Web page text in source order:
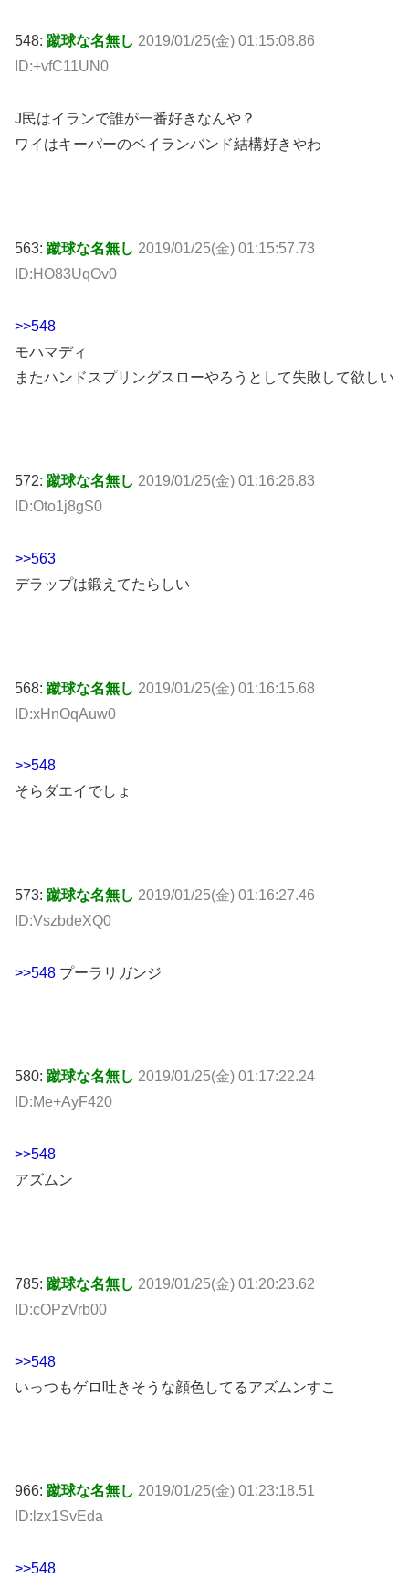
548: 蹴球な名無し 2019/01/25(金) 01:15:08.86
ID:+vfC11UN0
J民はイランで誰が一番好きなんや？
ワイはキーパーのベイランバンド結構好きやわ
563: 蹴球な名無し 2019/01/25(金) 01:15:57.73
ID:HO83UqOv0
>>548
モハマディ
またハンドスプリングスローやろうとして失敗して欲しい
572: 蹴球な名無し 2019/01/25(金) 01:16:26.83
ID:Oto1j8gS0
>>563
デラップは鍛えてたらしい
568: 蹴球な名無し 2019/01/25(金) 01:16:15.68
ID:xHnOqAuw0
>>548
そらダエイでしょ
573: 蹴球な名無し 2019/01/25(金) 01:16:27.46
ID:VszbdeXQ0
>>548 プーラリガンジ
580: 蹴球な名無し 2019/01/25(金) 01:17:22.24
ID:Me+AyF420
>>548
アズムン
785: 蹴球な名無し 2019/01/25(金) 01:20:23.62
ID:cOPzVrb00
>>548
いっつもゲロ吐きそうな顔色してるアズムンすこ
966: 蹴球な名無し 2019/01/25(金) 01:23:18.51
ID:lzx1SvEda
>>548